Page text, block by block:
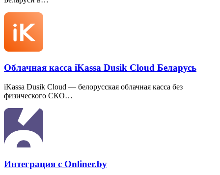
Облачная касса iKassa Dusik Cloud Беларусь
iKassa Dusik Cloud — белорусская облачная касса без
физического СКО…
Интеграция с Onliner.by